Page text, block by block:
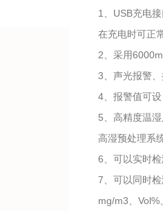
1、USB充电
在充电时可正
2、采用
3、声光报警
4、报警值可
5、高精度温
高湿预处理系
6、可以实时
7、可以同时
mg/m3、